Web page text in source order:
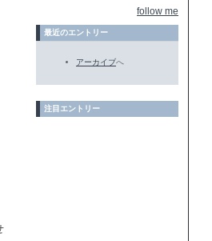
follow me
最近のエントリー
アーカイブへ
注目エントリー